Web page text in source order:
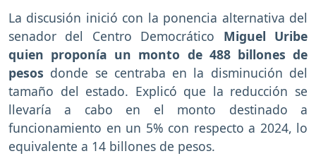
La discusión inició con la ponencia alternativa del
senador del Centro Democrático Miguel Uribe
quien proponía un monto de 488 billones de
pesos donde se centraba en la disminución del
tamaño del estado. Explicó que la reducción se
llevaría a cabo en el monto destinado a
funcionamiento en un 5% con respecto a 2024, lo
equivalente a 14 billones de pesos.